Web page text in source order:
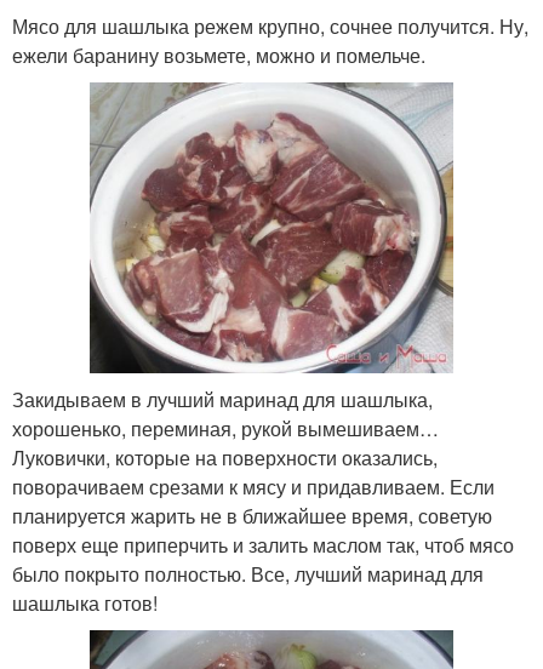
Мясо для шашлыка режем крупно, сочнее получится. Ну,
ежели баранину возьмете, можно и помельче.
Закидываем в лучший маринад для шашлыка,
хорошенько, переминая, рукой вымешиваем…
Луковички, которые на поверхности оказались,
поворачиваем срезами к мясу и придавливаем. Если
планируется жарить не в ближайшее время, советую
поверх еще приперчить и залить маслом так, чтоб мясо
было покрыто полностью. Все, лучший маринад для
шашлыка готов!